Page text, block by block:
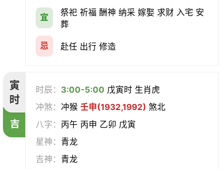
会亲友 伐木 架马 扫舍
入学
断蚁 归岫 修坟
除服 移柩
宜
祭祀 祈福 酬神 纳采 嫁娶 求财 入宅 安
葬
忌 赴任 出行 修造
寅
时
吉
时辰： 3:00-5:00 戊寅时 生肖虎
冲煞：冲猴壬申(1932,1992) 煞北
八字： 丙午 丙申 乙卯 戊寅
星神： 青龙
吉神： 青龙